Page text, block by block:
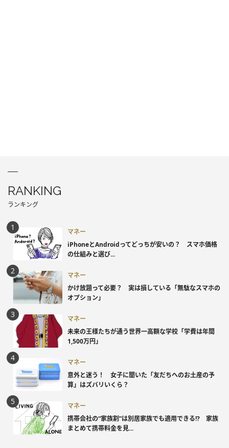
RANKING
ランキング
マネー
iPhoneとAndroidってどっちが安いの？ スマホ価格
の仕組みと選び...
マネー
かけ放題って必要？ 実は損している「無駄なスマホの
オプション」
マネー
未来の王様たちが通う世界一高額な学校「学費は年間
1,500万円」
マネー
意外と迷う！ 女子に聞いた「友だちへのお土産の予
算」はズバリいくら？
マネー
携帯会社の“家族割”は別居家族でも適用できる!? 家族
まとめて携帯料金を見...